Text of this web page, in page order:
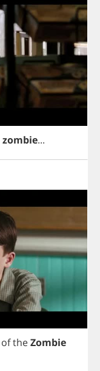
zombie...
oftheZombie